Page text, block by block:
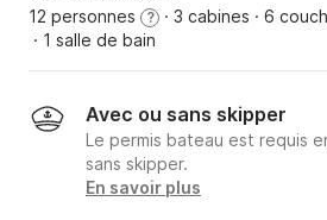
12 personnes ? · 3 cabines · 6
· 1 salle de bain
Avec ou sans skipper
Le permis bateau est requis
sans skipper.
En savoir plus